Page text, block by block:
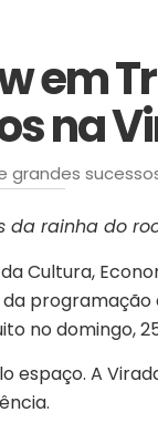
em
na
da rainha do
Cultura,
no domingo,
A